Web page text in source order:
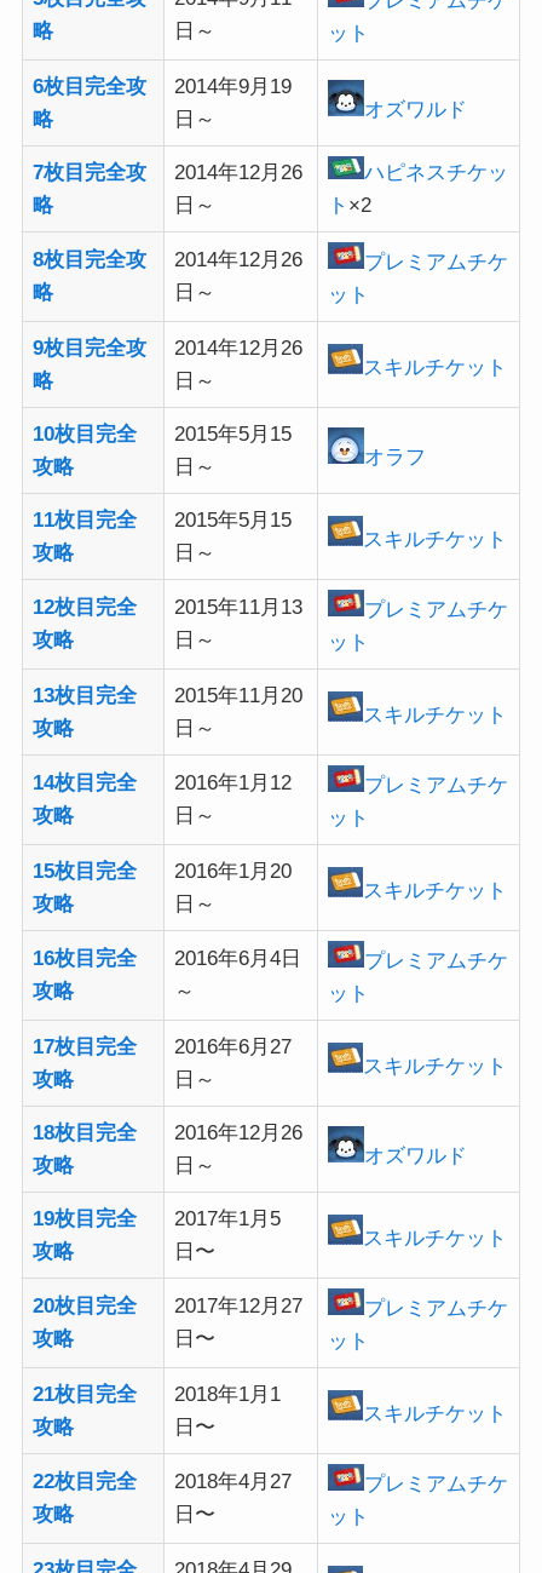
略
日～
ット
6枚目完全攻
略
2014年9月19
日～
オズワルド
7枚目完全攻
略
2014年12月26
日～
ハピネスチケッ
ト ×2
8枚目完全攻
略
2014年12月26
日～
プレミアムチケ
ット
9枚目完全攻
略
2014年12月26
日～
スキルチケット
10枚目完全
攻略
2015年5月15
日～
オラフ
11枚目完全
攻略
2015年5月15
日～
スキルチケット
12枚目完全
攻略
2015年11月13
日～
プレミアムチケ
ット
13枚目完全
攻略
2015年11月20
日～
スキルチケット
14枚目完全
攻略
2016年1月12
日～
プレミアムチケ
ット
15枚目完全
攻略
2016年1月20
日～
スキルチケット
16枚目完全
攻略
2016年6月4日
～
プレミアムチケ
ット
17枚目完全
攻略
2016年6月27
日～
スキルチケット
18枚目完全
攻略
2016年12月26
日～
オズワルド
19枚目完全
攻略
2017年1月5
日〜
スキルチケット
20枚目完全
攻略
2017年12月27
日〜
プレミアムチケ
ット
21枚目完全
攻略
2018年1月1
日〜
スキルチケット
22枚目完全
攻略
2018年4月27
日〜
プレミアムチケ
ット